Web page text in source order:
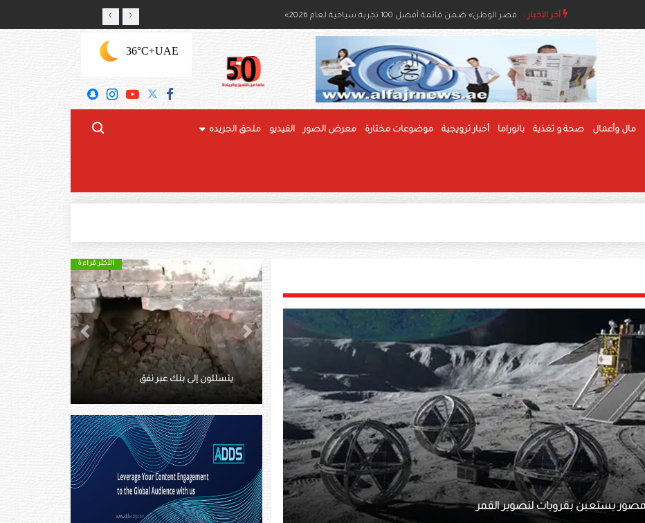
أخر الاخبار :
مسابقات الفاكهة بمهرجان الوثبة للرطب تعزز جودة الإنتاج المحلي ‹ ›
UAE
+36°C
مال وأعمال صحة و تغذية بانوراما أخبار ترويجية موضوعات مختارة معرض الصور الفيديو ملحق الجريده
جثة فتاة داخل حقيبة سفر في اليونان
الأكثر قراءة
يتسللون إلى بنك عبر نفق
الأكثر قراءة
ماتت وسط الثلوج.. توثق آخر
لحظاتها بفيديو
Previous
Next